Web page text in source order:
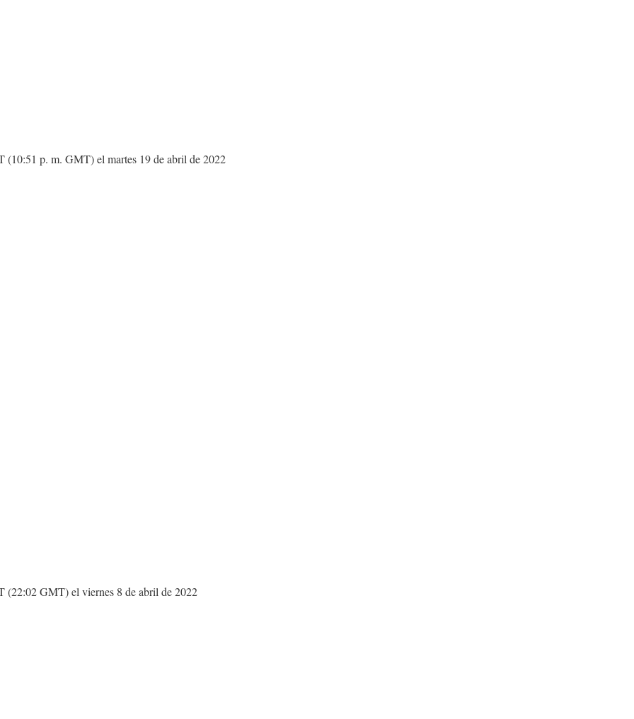
(10:51 p. m. GMT) el martes 19 de abril de 2022
(22:02 GMT) el viernes 8 de abril de 2022